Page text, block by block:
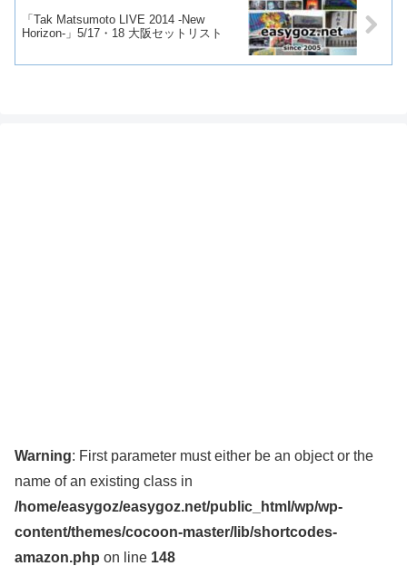
「Tak Matsumoto LIVE 2014 -New
Horizon-」5/17・18 大阪セットリスト
Warning: First parameter must either be an object or the
name of an existing class in
/home/easygoz/easygoz.net/public_html/wp/wp-
content/themes/cocoon-master/lib/shortcodes-
amazon.php on line 148